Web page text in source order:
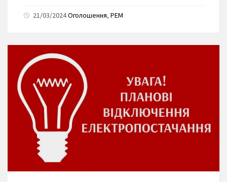
21/03/2024Оголошення, РЕМ